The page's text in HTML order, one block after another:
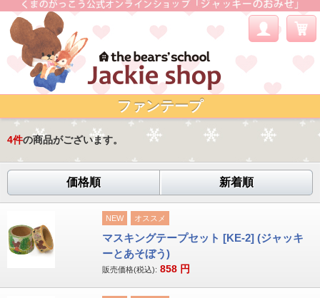
ファンテープ
4件の商品がございます。
価格順 新着順
NEW オススメ
マスキングテープセット [KE-2] (ジャッキ
ーとあそぼう)
販売価格(税込): 858 円